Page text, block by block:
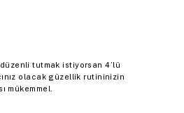
tutmak istiyorsan 4’lü
olacak güzellik rutininizin
mükemmel.